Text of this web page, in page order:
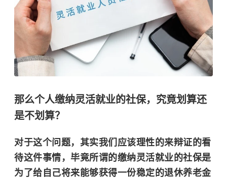
那么个人缴纳灵活就业的社保，究竟划算还
是不划算？
对于这个问题，其实我们应该理性的来辩证的看
待这件事情，毕竟所谓的缴纳灵活就业的社保是
为了给自己将来能够获得一份稳定的退休养老金